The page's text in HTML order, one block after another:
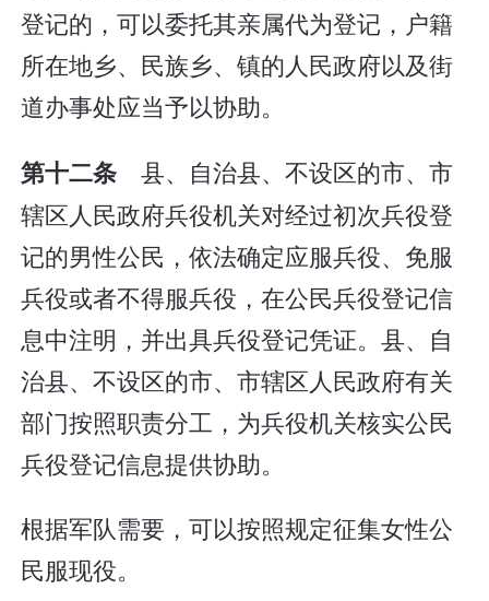
登记的，可以委托其亲属代为登记，户籍
所在地乡、民族乡、镇的人民政府以及街
道办事处应当予以协助。
第十二条 县、自治县、不设区的市、市
辖区人民政府兵役机关对经过初次兵役登
记的男性公民，依法确定应服兵役、免服
兵役或者不得服兵役，在公民兵役登记信
息中注明，并出具兵役登记凭证。县、自
治县、不设区的市、市辖区人民政府有关
部门按照职责分工，为兵役机关核实公民
兵役登记信息提供协助。
根据军队需要，可以按照规定征集女性公
民服现役。